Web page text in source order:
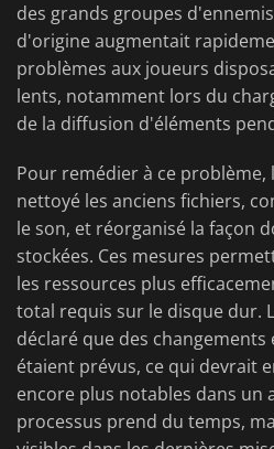
des grands groupes
d'origine augmentait
problèmes aux joueurs
lents, notamment lors du
de la diffusion d'éléments
Pour remédier à ce
nettoyé les anciens fichiers,
le son, et réorganisé la façon
stockées. Ces mesures
les ressources plus
total requis sur le disque dur.
déclaré que des
étaient prévus, ce qui devrait
encore plus notables dans un
processus prend du temps,